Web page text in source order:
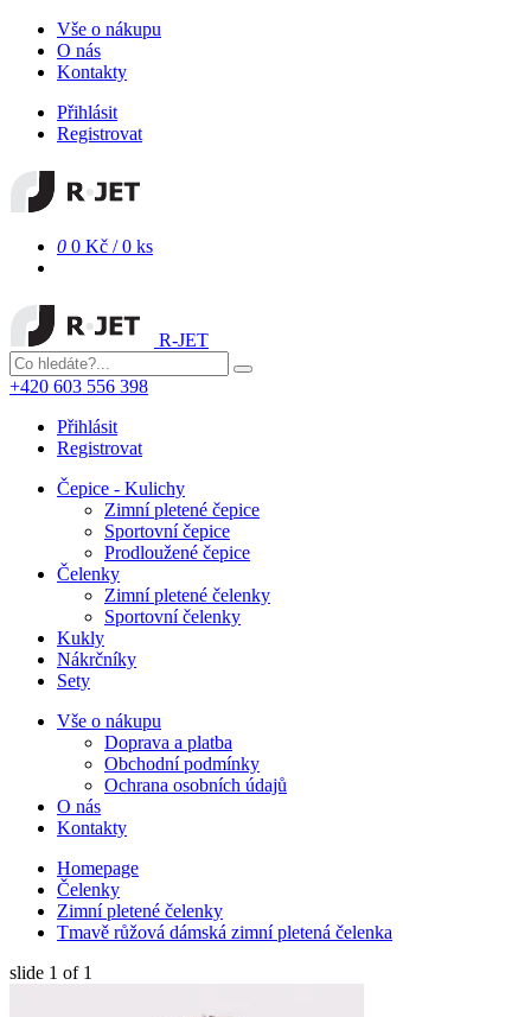
Vše o nákupu
O nás
Kontakty
Přihlásit
Registrovat
0 0 Kč /0 ks
R-JET
+420 603 556 398
Přihlásit
Registrovat
Čepice - Kulichy
Zimní pletené čepice
Sportovní čepice
Prodloužené čepice
Čelenky
Zimní pletené čelenky
Sportovní čelenky
Kukly
Nákrčníky
Sety
Vše o nákupu
Doprava a platba
Obchodní podmínky
Ochrana osobních údajů
O nás
Kontakty
Homepage
Čelenky
Zimní pletené čelenky
Tmavě růžová dámská zimní pletená čelenka
slide 1 of 1